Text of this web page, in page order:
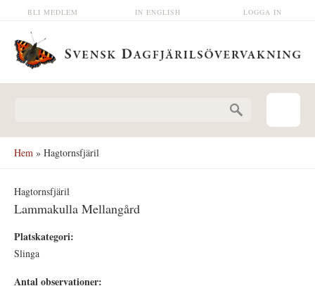
Hoppa till huvudinnehåll LOGGA IN
IN ENGLISH
BLI MEDLEM
Hem » Hagtornsfjäril
Hagtornsfjäril
Lammakulla Mellangård
Platskategori:
Slinga
Antal observationer: